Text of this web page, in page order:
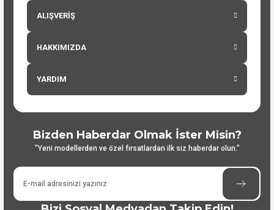
ALIŞVERİŞ
HAKKIMIZDA
YARDIM
Bizden Haberdar Olmak İster Misin?
"Yeni modellerden ve özel fırsatlardan ilk siz haberdar olun."